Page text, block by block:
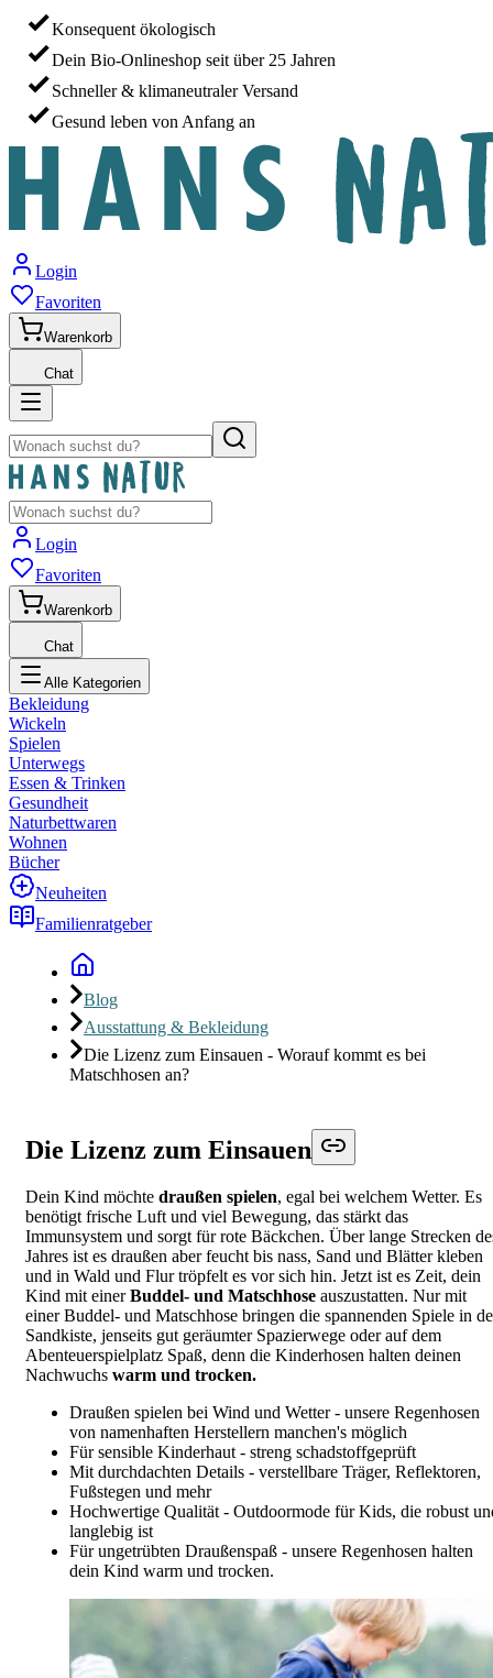
Konsequent ökologisch
Dein Bio-Onlineshop seit über 25 Jahren
Schneller & klimaneutraler Versand
Gesund leben von Anfang an
Login
Favoriten
Warenkorb
Chat
Login
Favoriten
Warenkorb
Chat
Alle Kategorien
Bekleidung
Wickeln
Spielen
Unterwegs
Essen & Trinken
Gesundheit
Naturbettwaren
Wohnen
Bücher
Neuheiten
Familienratgeber
Blog
Ausstattung & Bekleidung
Die Lizenz zum Einsauen - Worauf kommt es bei
Matschhosen an?
Die Lizenz zum Einsauen
Dein Kind möchte draußen spielen, egal bei welchem Wetter. Es
benötigt frische Luft und viel Bewegung, das stärkt das
Immunsystem und sorgt für rote Bäckchen. Über lange Strecken
Jahres ist es draußen aber feucht bis nass, Sand und Blätter kleben
und in Wald und Flur tröpfelt es vor sich hin. Jetzt ist es Zeit, dein
Kind mit einerBuddel- und Matschhose auszustatten. Nur mit
einer Buddel- und Matschhose bringen die spannenden Spiele in
Sandkiste, jenseits gut geräumter Spazierwege oder auf dem
Abenteuerspielplatz Spaß, denn die Kinderhosen halten deinen
Nachwuchs warm und trocken.
Draußen spielen bei Wind und Wetter - unsere Regenhosen
von namenhaften Herstellern manchen's möglich
Für sensible Kinderhaut - streng schadstoffgeprüft
Mit durchdachten Details - verstellbare Träger, Reflektoren,
Fußstegen und mehr
Hochwertige Qualität - Outdoormode für Kids, die robust
langlebig ist
Für ungetrübten Draußenspaß - unsere Regenhosen halten
dein Kind warm und trocken.